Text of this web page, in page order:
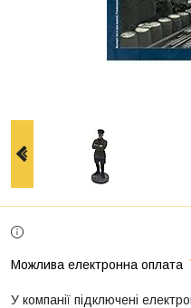
У компанії підключені